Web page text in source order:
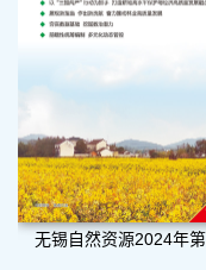
无锡自然资源2024年